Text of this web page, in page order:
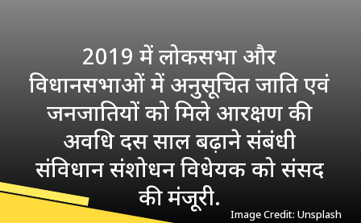
2019 में लोकसभा और
विधानसभाओं में अनुसूचित जाति एवं
जनजातियों को मिले आरक्षण की
अवधि दस साल बढ़ाने संबंधी
संविधान संशोधन विधेयक को संसद
की मंजूरी.
Image Credit: Unsplash